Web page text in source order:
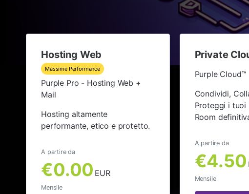
Hosting Web
Massime Performance
Purple Pro - Hosting Web +
Mail
Hosting altamente
performante, etico e protetto.
A partire da
€0.00 EUR
Mensile
Private
Purple Cloud™
Condividi,
Proteggi i tuoi
Room
A partire da
€4.50
Mensile